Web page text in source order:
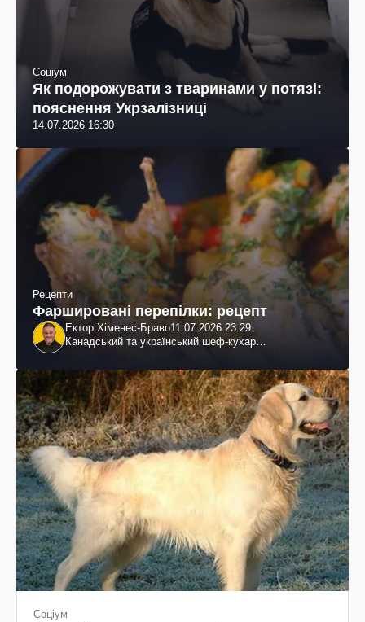
Соціум
Як подорожувати з тваринами у потязі:
пояснення Укрзалізниці
14.07.2026 16:30
Рецепти
Фаршировані перепілки: рецепт
Ектор Хіменес-Браво11.07.2026 23:29
Канадський та український шеф-кухар
Соціум